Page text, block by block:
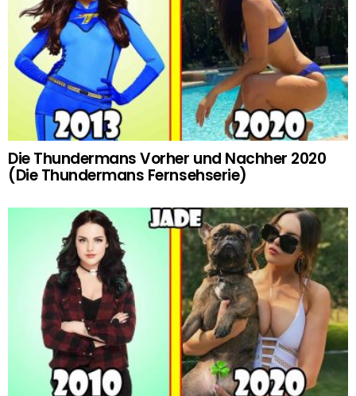
Die Thundermans Vorher und Nachher 2020
(Die Thundermans Fernsehserie)